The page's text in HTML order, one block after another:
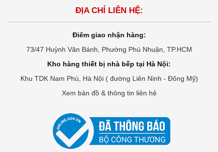
ĐỊA CHỈ LIÊN HỆ:
Điểm giao nhận hàng:
73/47 Huỳnh Văn Bánh, Phường Phú Nhuận, TP.HCM
Kho hàng thiết bị nhà bếp tại Hà Nội:
Khu TDK Nam Phù, Hà Nội ( đường Liên Ninh - Đông Mỹ)
Xem bản đồ & thông tin liên hệ